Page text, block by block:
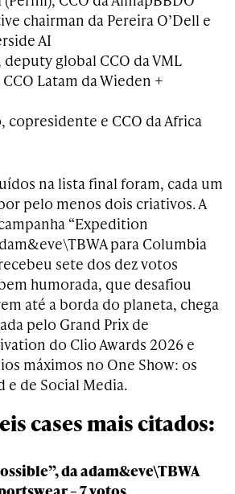
chairman da Pereira O’Dell e
AI
deputy global CCO da VML
Latam da Wieden +
copresidente e CCO da Africa
na lista final foram, cada um
pelo menos dois criativos. A
“Expedition
para Columbia
sete dos dez votos
humorada, que desafiou
até a borda do planeta, chega
pelo Grand Prix de
do Clio Awards 2026 e
máximos no One Show: os
e de Social Media.
cases mais citados:
da adam&eve\TBWA